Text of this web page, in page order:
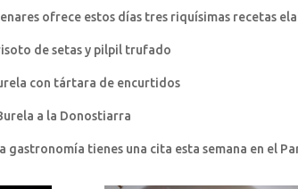
ofrece estos días tres riquísimas recetas
de setas y pilpil trufado
con tártara de encurtidos
a la Donostiarra
gastronomía tienes una cita esta semana en el